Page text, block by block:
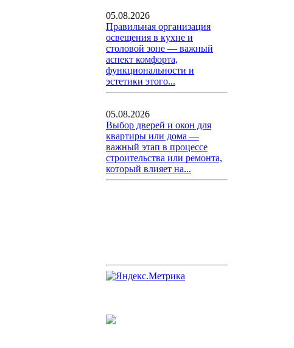
05.08.2026
Правильная организация
освещения в кухне и
столовой зоне — важный
аспект комфорта,
функциональности и
эстетики этого...
05.08.2026
Выбор дверей и окон для
квартиры или дома —
важный этап в процессе
строительства или ремонта,
который влияет на...